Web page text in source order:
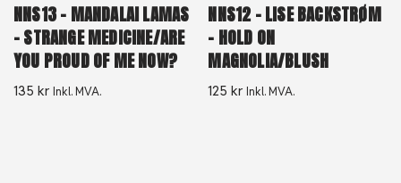
NNS13 – MANDALAI LAMAS
– STRANGE MEDICINE/ARE
YOU PROUD OF ME NOW?
135 kr Inkl. MVA.
NNS12 – LISE BACKSTRØM
– HOLD ON
MAGNOLIA/BLUSH
125kr Inkl. MVA.